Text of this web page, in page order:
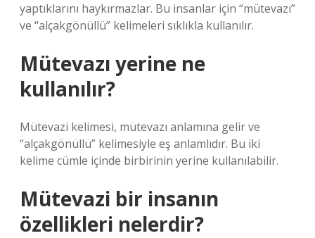
yaptıklarını haykırmazlar. Bu insanlar için “mütevazı”
ve “alçakgönüllü” kelimeleri sıklıkla kullanılır.
Mütevazı yerine ne
kullanılır?
Mütevazi kelimesi, mütevazı anlamına gelir ve
“alçakgönüllü” kelimesiyle eş anlamlıdır. Bu iki
kelime cümle içinde birbirinin yerine kullanılabilir.
Mütevazi bir insanın
özellikleri nelerdir?